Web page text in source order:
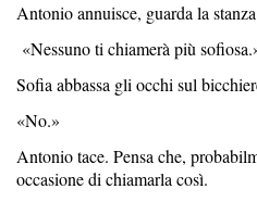
Antonio annuisce, guarda la
«Nessuno ti chiamerà più
Sofia abbassa gli occhi sul
«No.»
Antonio tace. Pensa che,
occasione di chiamarla così.